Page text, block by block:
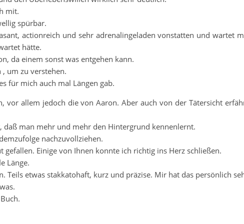
mit.
spürbar.
actionreich und sehr adrenalingeladen vonstatten und wartet
hätte.
da einem sonst was entgehen kann.
um zu verstehen.
für mich auch mal Längen gab.
vor allem jedoch die von Aaron. Aber auch von der Tätersicht
daß man mehr und mehr den Hintergrund kennenlernt.
nachzuvollziehen.
Einige von Ihnen konnte ich richtig ins Herz schließen.
Länge.
Teils etwas stakkatohaft, kurz und präzise. Mir hat das persönlich